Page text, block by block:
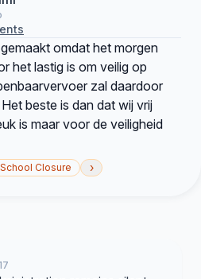
omdat het morgen
het lastig is om veilig op
zal daardoor
beste is dan dat wij vrij
is maar voor de veiligheid
School Closure ›